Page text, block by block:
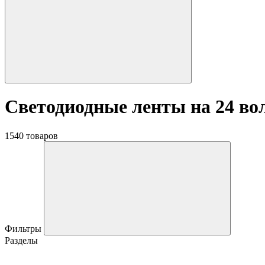
Светодиодные ленты на 24
1540 товаров
Фильтры
Разделы